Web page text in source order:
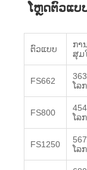
ໂຫຼດຕົວແບ
ຕົວແບບ
ກາ
ສຸມ
FS662
ໂລ
FS800
ໂລ
FS1250
ໂລ